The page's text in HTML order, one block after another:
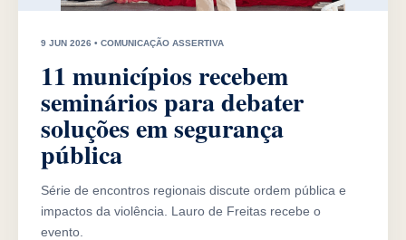
9 JUN 2026 • COMUNICAÇÃO ASSERTIVA
11 municípios recebem
seminários para debater
soluções em segurança
pública
Série de encontros regionais discute ordem pública e
impactos da violência. Lauro de Freitas recebe o
evento.